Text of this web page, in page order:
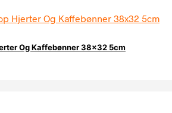
Og Kaffebønner 38×32 5cm